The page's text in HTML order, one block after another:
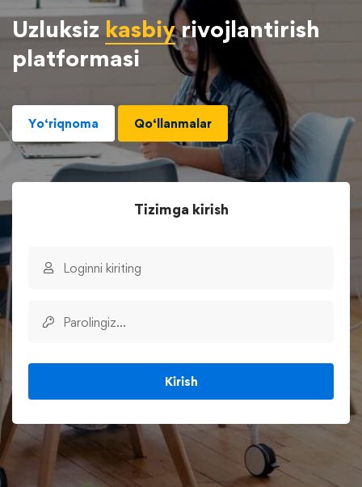
Uzluksiz kasbiyrivojlantirish
platformasi
Yo‘riqnoma Qo‘llanmalar
Tizimga kirish
Kirish